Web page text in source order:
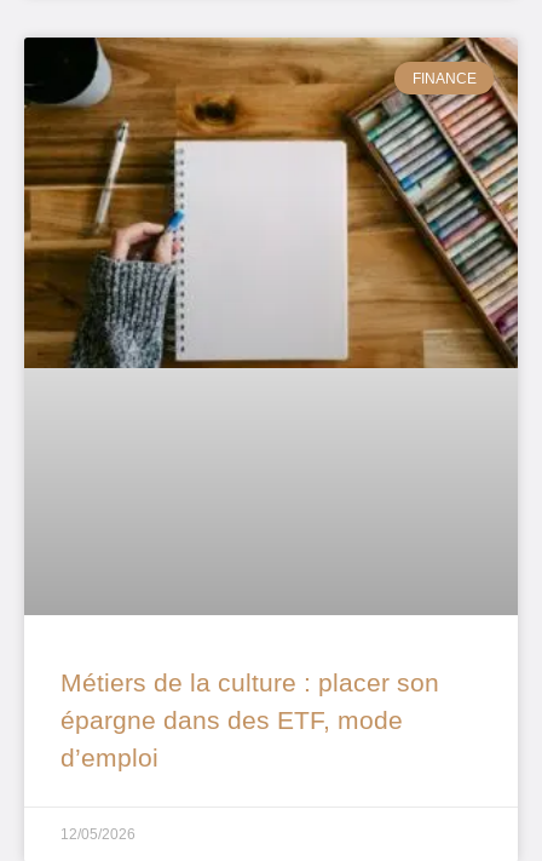
FINANCE
Métiers de la culture : placer son
épargne dans des ETF, mode
d’emploi
12/05/2026